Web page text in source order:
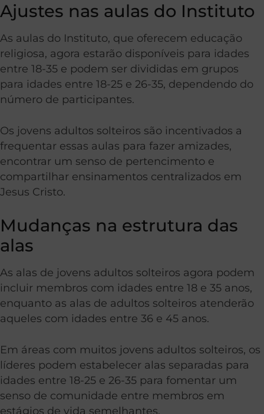
Ajustes nas aulas do Instituto
As aulas do Instituto, que oferecem educação
religiosa, agora estarão disponíveis para idades
entre 18-35 e podem ser divididas em grupos
para idades entre 18-25 e 26-35, dependendo do
número de participantes.
Os jovens adultos solteiros são incentivados a
frequentar essas aulas para fazer amizades,
encontrar um senso de pertencimento e
compartilhar ensinamentos centralizados em
Jesus Cristo.
Mudanças na estrutura das
alas
As alas de jovens adultos solteiros agora podem
incluir membros com idades entre 18 e 35 anos,
enquanto as alas de adultos solteiros atenderão
aqueles com idades entre 36 e 45 anos.
Em áreas com muitos jovens adultos solteiros, os
líderes podem estabelecer alas separadas para
idades entre 18-25 e 26-35 para fomentar um
senso de comunidade entre membros em
estágios de vida semelhantes.